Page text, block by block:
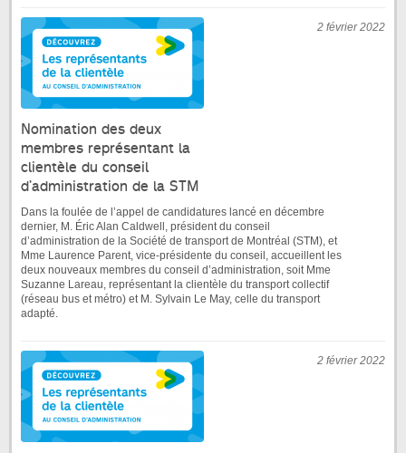
2 février 2022
Nomination des deux
membres représentant la
clientèle du conseil
d’administration de la STM
Dans la foulée de l’appel de candidatures lancé en décembre
dernier, M. Éric Alan Caldwell, président du conseil
d’administration de la Société de transport de Montréal (STM), et
Mme Laurence Parent, vice-présidente du conseil, accueillent les
deux nouveaux membres du conseil d’administration, soit Mme
Suzanne Lareau, représentant la clientèle du transport collectif
(réseau bus et métro) et M. Sylvain Le May, celle du transport
adapté.
2 février 2022